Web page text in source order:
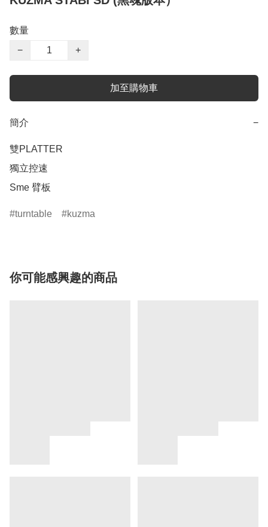
數量
−
+
加至購物車
簡介 −
雙PLATTER
獨立控速
Sme 臂板
turntable kuzma
你可能感興趣的商品